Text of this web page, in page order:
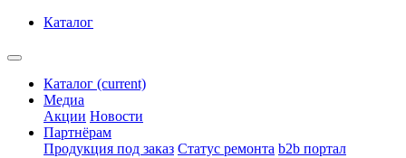
Каталог
Каталог (current)
Медиа
Акции Новости
Партнёрам
Продукция под заказ Статус ремонта b2b портал